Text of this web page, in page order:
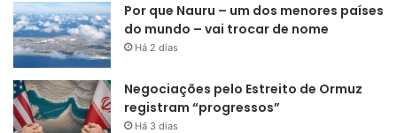
Por que Nauru – um dos menores países
do mundo – vai trocar de nome
Há 2 dias
Negociações pelo Estreito de Ormuz
registram “progressos”
Há 3 dias